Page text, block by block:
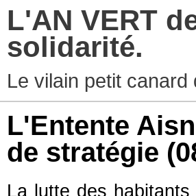
L'AN VERT
solidarité.
Le vilain petit
L'Entente
de stratégie
La lutte des